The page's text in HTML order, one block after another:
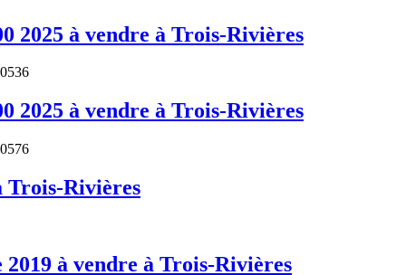
2025 à vendre à Trois-Rivières
2025 à vendre à Trois-Rivières
Trois-Rivières
à vendre à Trois-Rivières